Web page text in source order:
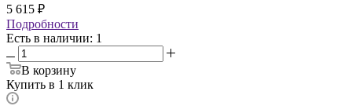
5 615 ₽
Подробности
Есть в наличии: 1
В корзину
Купить в 1 клик